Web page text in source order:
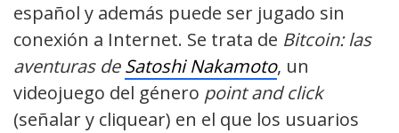
español y además puede ser jugado sin
conexión a Internet. Se trata de Bitcoin: las
aventuras deSatoshi Nakamoto, un
videojuego del género point and click
(señalar y cliquear) en el que los usuarios